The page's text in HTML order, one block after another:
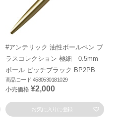
#アンテリック 油性ボールペン ブ
ラスコレクション 極細 0.5mm
ポール ピッチブラック BP2PB
商品コード:4580530181029
小売価格 ¥2,000
お気に入りに登録